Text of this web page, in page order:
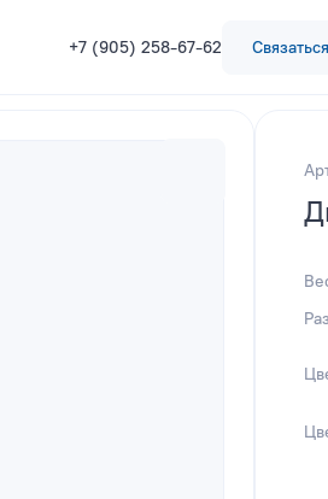
+7 (905) 258-67-62 Связаться